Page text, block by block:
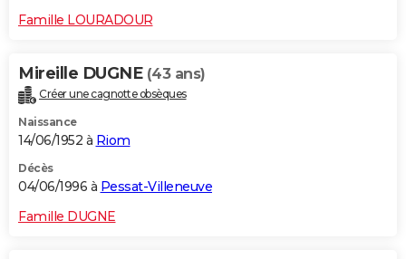
Famille LOURADOUR
Mireille DUGNE (43 ans)
Créer une cagnotte obsèques
Naissance
14/06/1952 à Riom
Décès
04/06/1996 à Pessat-Villeneuve
Famille DUGNE